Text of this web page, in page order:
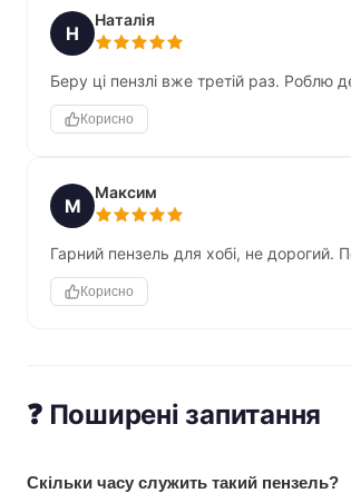
Н
Наталія
Беру ці пензлі вже третій раз.
Корисно
М
Максим
Гарний пензель для хобі, не дорогий.
Корисно
❓ Поширені запитання
Скільки часу служить такий пензель?